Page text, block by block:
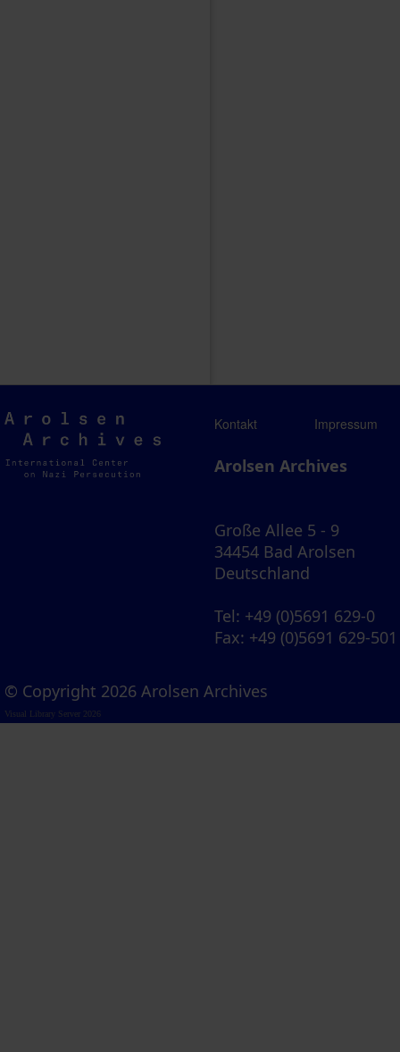
Arolsen
Archives
Kontakt Impressum
Arolsen Archives
Große Allee 5 - 9
34454 Bad Arolsen
Deutschland
Tel: +49 (0)5691 629-0
Fax: +49 (0)5691 629-501
© Copyright 2026 Arolsen Archives
Visual Library Server 2026